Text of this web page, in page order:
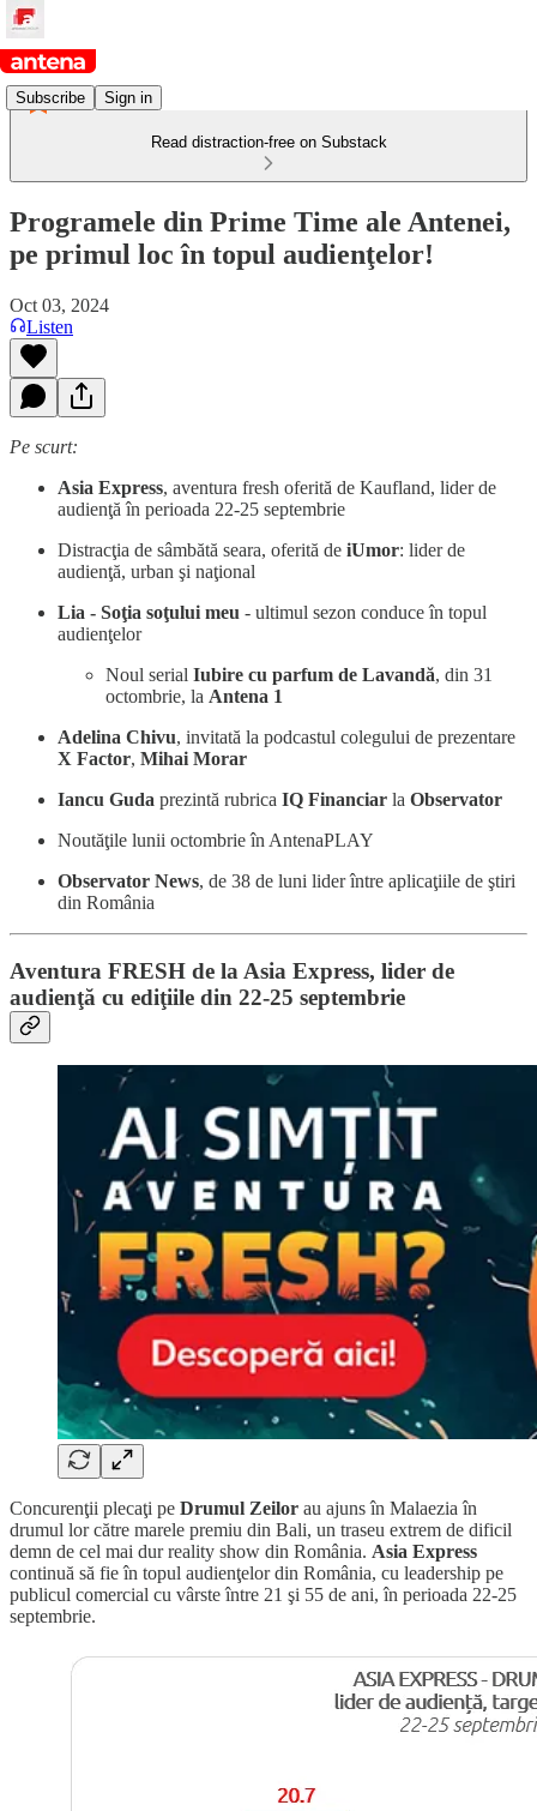
Subscribe Sign in
Read distraction-free on Substack
Programele din Prime Time ale Antenei,
pe primul loc în topul audienţelor!
Oct 03, 2024
Listen
Pe scurt:
Asia Express, aventura fresh oferită de Kaufland, lider de
audienţă în perioada 22-25 septembrie
Distracţia de sâmbătă seara, oferită de iUmor: lider de
audienţă, urban şi naţional
Lia - Soţia soţului meu - ultimul sezon conduce în topul
audienţelor
Noul serial Iubire cu parfum de Lavandă, din 31
octombrie, la Antena 1
Adelina Chivu, invitată la podcastul colegului de prezentare
X Factor, Mihai Morar
Iancu Guda prezintă rubrica IQ Financiar la Observator
Noutăţile lunii octombrie în AntenaPLAY
Observator News, de 38 de luni lider între aplicaţiile de ştiri
din România
Aventura FRESH de la Asia Express, lider de
audienţă cu ediţiile din 22-25 septembrie
Concurenţii plecaţi pe Drumul Zeilor au ajuns în Malaezia în
drumul lor către marele premiu din Bali, un traseu extrem de dificil
demn de cel mai dur reality show din România. Asia Express
continuă să fie în topul audienţelor din România, cu leadership pe
publicul comercial cu vârste între 21 şi 55 de ani, în perioada 22-25
septembrie.